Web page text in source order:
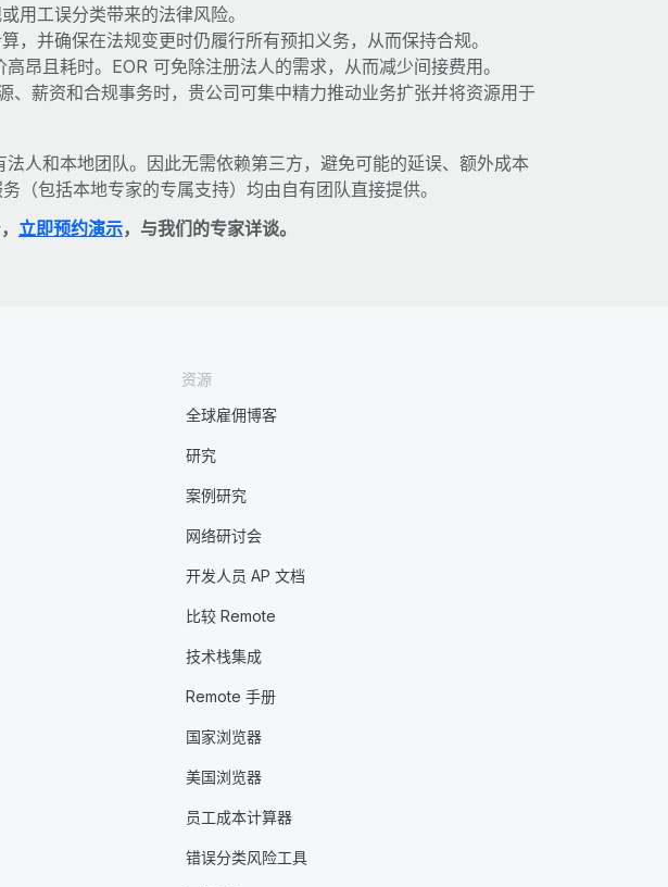
用工误分类带来的法律风险。
，并确保在法规变更时仍履行所有预扣义务，从而保持合规。
昂且耗时。EOR 可免除注册法人的需求，从而减少间接费用。
、薪资和合规事务时，贵公司可集中精力推动业务扩张并将资源用于
人和本地团队。因此无需依赖第三方，避免可能的延误、额外成本
（包括本地专家的专属支持）均由自有团队直接提供。
立即预约演示，与我们的专家详谈。
资源
全球雇佣博客
研究
案例研究
网络研讨会
开发人员 AP 文档
比较 Remote
技术栈集成
Remote 手册
国家浏览器
美国浏览器
员工成本计算器
错误分类风险工具